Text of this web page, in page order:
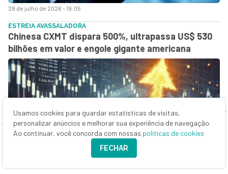
28 de julho de 2026 - 19:05
ESTREIA AVASSALADORA
Chinesa CXMT dispara 500%, ultrapassa US$ 530
bilhões em valor e engole gigante americana
Usamos cookies para guardar estatísticas de visitas,
personalizar anúncios e melhorar sua experiência de navegação.
Ao continuar, você concorda com nossas políticas de cookies
FECHAR